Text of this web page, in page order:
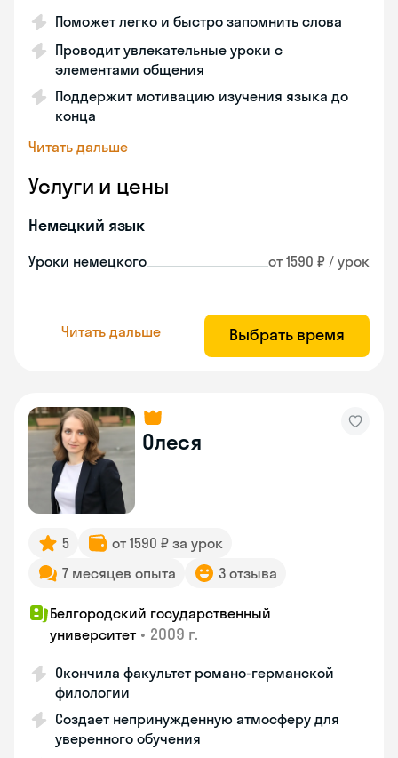
Поможет легко и быстро запомнить слова
Проводит увлекательные уроки с
элементами общения
Поддержит мотивацию изучения языка до
конца
Читать дальше
Услуги и цены
Немецкий язык
Уроки немецкого от 1590 ₽ / урок
Читать дальше Выбрать время
Олеся
5
от 1590 ₽ за урок
7 месяцев опыта
3 отзыва
Белгородский государственный
университет • 2009 г.
Окончила факультет романо-германской
филологии
Создает непринужденную атмосферу для
уверенного обучения